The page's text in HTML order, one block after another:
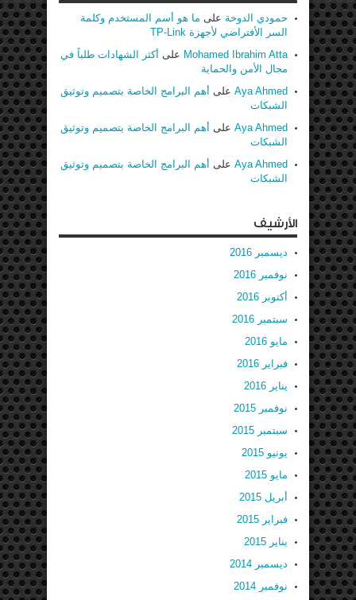
حمودي الدوخة على ما هو أسم المستخدم وكلمة
السر الأفتراضي لأجهزة TP-Link
Mohamed Ibrahim Atta على أكثر الشهادات طلباً في
مجال الأمن والحماية
Aya Ahmed على أهم البرامج الخاصة بتصميم وتوثيق
الشبكات
Aya Ahmed على أهم البرامج الخاصة بتصميم وتوثيق
الشبكات
Aya Ahmed على أهم البرامج الخاصة بتصميم وتوثيق
الشبكات
الأرشيف
ديسمبر 2016
نوفمبر 2016
أكتوبر 2016
سبتمبر 2016
مايو 2016
فبراير 2016
يناير 2016
نوفمبر 2015
سبتمبر 2015
يونيو 2015
مايو 2015
أبريل 2015
فبراير 2015
يناير 2015
ديسمبر 2014
نوفمبر 2014